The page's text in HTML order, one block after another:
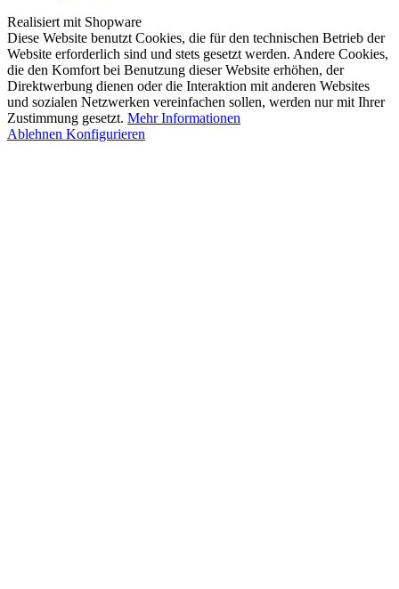
Realisiert mit Shopware
Diese Website benutzt Cookies, die für den technischen Betrieb der
Website erforderlich sind und stets gesetzt werden. Andere Cookies,
die den Komfort bei Benutzung dieser Website erhöhen, der
Direktwerbung dienen oder die Interaktion mit anderen Websites
und sozialen Netzwerken vereinfachen sollen, werden nur mit Ihrer
Zustimmung gesetzt. Mehr Informationen
Ablehnen Konfigurieren